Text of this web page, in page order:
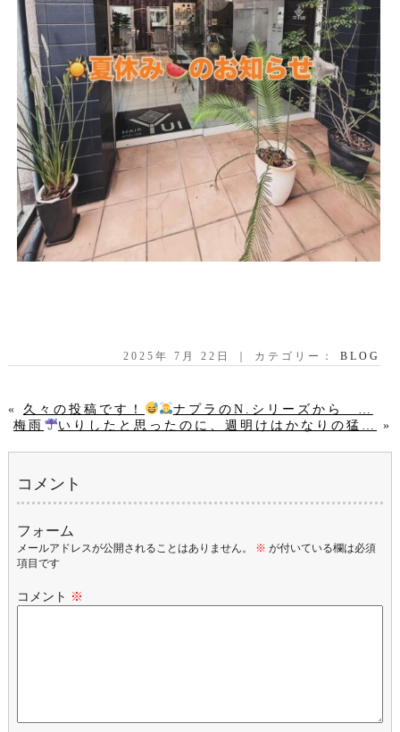
2025年 7月 22日 ｜ カテゴリー：BLOG
« 久々の投稿です！
ナプラのN.シリーズから …
梅雨
いりしたと思ったのに、週明けはかなりの猛… »
コメント
フォーム
メールアドレスが公開されることはありません。 ※ が付いている欄は必須
項目です
コメント ※